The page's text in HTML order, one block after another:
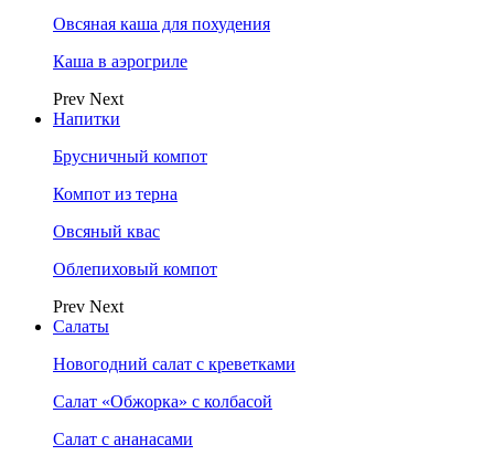
Овсяная каша для похудения
Каша в аэрогриле
Prev Next
Напитки
Брусничный компот
Компот из терна
Овсяный квас
Облепиховый компот
Prev Next
Салаты
Новогодний салат с креветками
Салат «Обжорка» с колбасой
Салат с ананасами